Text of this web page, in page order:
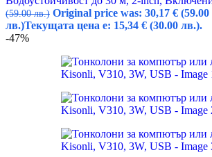
(59.00 лв.) Original price was: 30,17 € (59.00
лв.)Текущата цена е: 15,34 € (30.00 лв.).
-47%